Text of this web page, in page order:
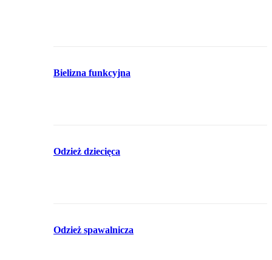
Bielizna funkcyjna
Odzież dziecięca
Odzież spawalnicza